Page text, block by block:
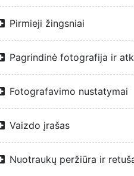
Pirmieji žingsniai
Pagrindinė fotografija ir
Fotografavimo nustatymai
Vaizdo įrašas
Nuotraukų peržiūra ir